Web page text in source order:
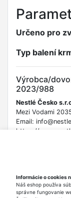
Určeno pro
Typ balení
Výrobca/
2023/988
Nestlé Česko
Mezi Vodami
Email:
https://
určené na ľudskú
vody. Skladujte v
Informácie o cookies
Náš eshop používa
správne fungovanie